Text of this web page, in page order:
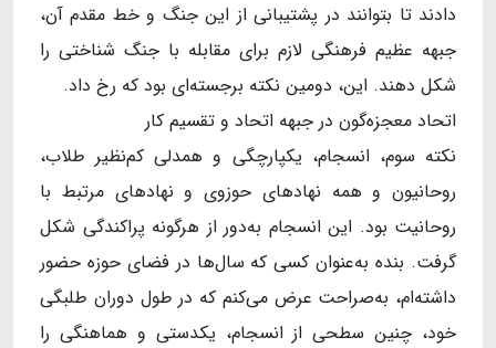
دادند تا بتوانند در پشتیبانی از این جنگ و خط مقدم آن،
جبهه عظیم فرهنگی لازم برای مقابله با جنگ شناختی را
شکل دهند. این، دومین نکته برجسته‌ای بود که رخ داد.
اتحاد معجزه‌گون در جبهه اتحاد و تقسیم کار
نکته سوم، انسجام، یکپارچگی و همدلی کم‌نظیر طلاب،
روحانیون و همه نهادهای حوزوی و نهادهای مرتبط با
روحانیت بود. این انسجام به‌دور از هرگونه پراکندگی شکل
گرفت. بنده به‌عنوان کسی که سال‌ها در فضای حوزه حضور
داشته‌ام، به‌صراحت عرض می‌کنم که در طول دوران طلبگی
خود، چنین سطحی از انسجام، یکدستی و هماهنگی را